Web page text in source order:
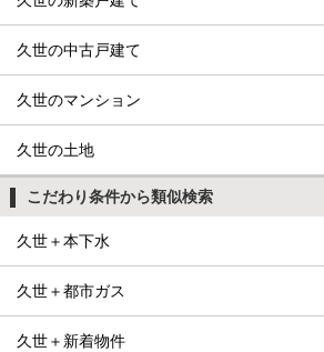
久世の中古戸建て
久世のマンション
久世の土地
こだわり条件から類似検索
久世＋本下水
久世＋都市ガス
久世＋新着物件